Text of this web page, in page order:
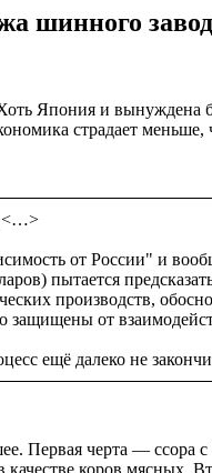
шинного
Япония и вынуждена
страдает
<…>
от России" и
пытается
производств,
от
ещё далеко не
Первая черта —
качестве коров мясных.